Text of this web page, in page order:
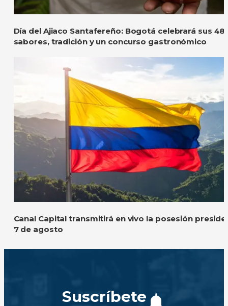
Día del Ajiaco Santafereño: Bogotá celebrará sus
sabores, tradición y un concurso gastronómico
Canal Capital transmitirá en vivo la posesión
7 de agosto
Suscríbete